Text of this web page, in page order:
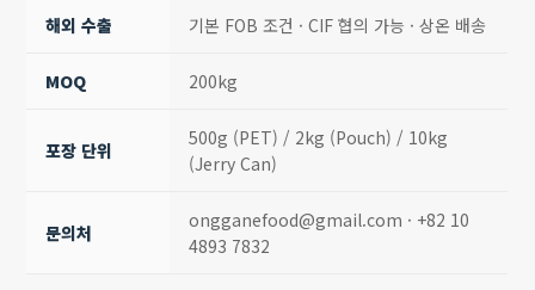
해외 수출 기본 FOB 조건 · CIF 협의 가능 · 상온 배송
MOQ 200kg
포장 단위
500g (PET) / 2kg (Pouch) / 10kg
(Jerry Can)
문의처
ongganefood@gmail.com · +82 10
4893 7832